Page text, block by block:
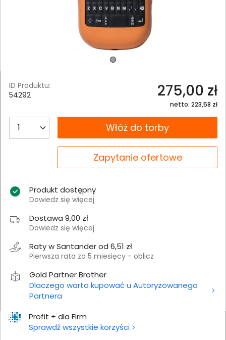
Profit + dla Firm
Sprawdź wszystkie korzyści
ID Produktu:
54292
275,00 zł
netto: 223,58 zł
__B2C.PRODUCT.QUANTITYWłóż do torby
Zapytanie ofertowe
Produkt dostępny
Dowiedz się więcej
Dostawa 9,00 zł
Dowiedz się więcej
Raty w Santander od 6,51 zł
Pierwsza rata za 5 miesięcy - oblicz
Gold Partner Brother
Dlaczego warto kupować u Autoryzowanego
Partnera